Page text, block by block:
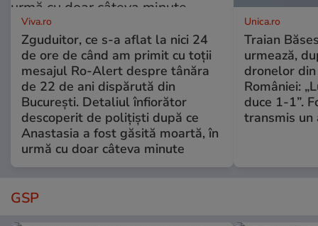
Viva.ro
Zguduitor, ce s-a aflat la nici 24
de ore de când am primit cu toții
mesajul Ro-Alert despre tânăra
de 22 de ani dispărută din
București. Detaliul înfiorător
descoperit de polițiști după ce
Anastasia a fost găsită moartă, în
urmă cu doar câteva minute
Unica.ro
Traian
urmează,
dronelor
României:
duce 1-1”.
transmis un
GSP